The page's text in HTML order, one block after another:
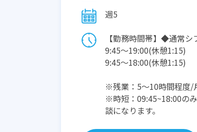
週5
【勤務時間帯】◆通常シ
9:45〜19:00(休憩1:15)
9:45〜18:00(休憩1:15)
※残業：5〜10時間程度/
※時短：09:45~18:00の
談になります。